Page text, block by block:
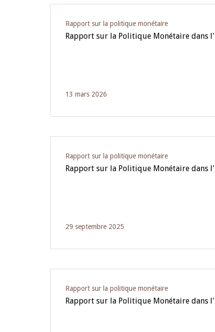
Rapport sur la politique monétaire
Rapport sur la Politique Monétaire dans
13 mars 2026
Rapport sur la politique monétaire
Rapport sur la Politique Monétaire dans
29 septembre 2025
Rapport sur la politique monétaire
Rapport sur la Politique Monétaire dans